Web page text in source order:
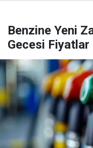
Benzine Yeni
Gecesi